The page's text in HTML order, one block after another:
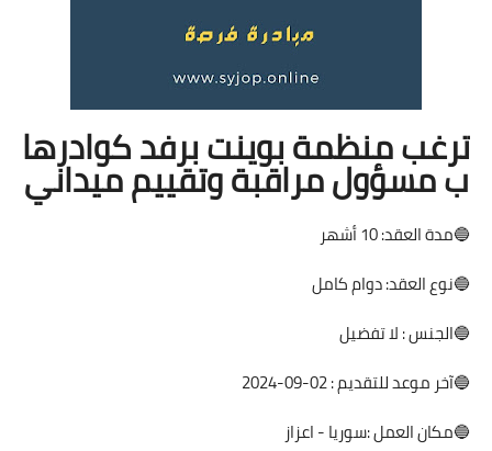
ترغب منظمة بوينت برفد كوادرها
ب مسؤول مراقبة وتقييم ميداني
🔵مدة العقد: 10 أشهر
🔵نوع العقد: دوام كامل
🔵الجنس : لا تفضيل
🔵آخر موعد للتقديم : 02-09-2024
🔵مكان العمل :سوريا - اعزاز